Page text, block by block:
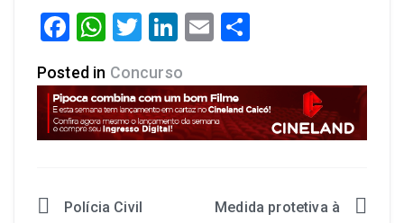
Facebook
WhatsApp
Twitter
LinkedIn
Email
Posted in Concurso
Polícia Civil
Medida protetiva à